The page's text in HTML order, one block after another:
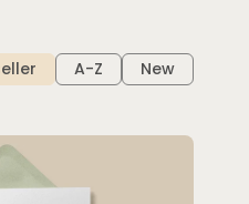
A-Z New